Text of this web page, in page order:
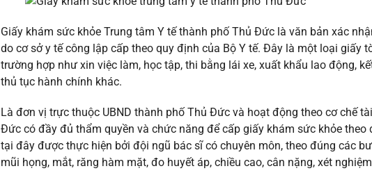
Giấy khám sức khỏe Trung tâm Y tế thành phố Thủ Đức là văn bản xác
do cơ sở y tế công lập cấp theo quy định của Bộ Y tế. Đây là một loại giấy
trường hợp như xin việc làm, học tập, thi bằng lái xe, xuất khẩu lao động,
thủ tục hành chính khác.
Là đơn vị trực thuộc UBND thành phố Thủ Đức và hoạt động theo cơ chế
Đức có đầy đủ thẩm quyền và chức năng để cấp giấy khám sức khỏe
tại đây được thực hiện bởi đội ngũ bác sĩ có chuyên môn, theo đúng các
mũi họng, mắt, răng hàm mặt, đo huyết áp, chiều cao, cân nặng, xét